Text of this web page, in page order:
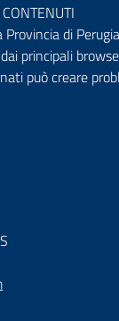
di
principali
può creare